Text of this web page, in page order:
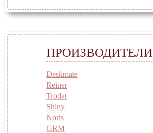
ПРОИЗВОДИТЕЛИ
Deskmate
Reiner
Trodat
Shiny
Noris
GRM